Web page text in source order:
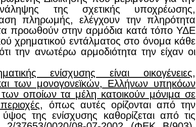
της σχετικής υποχρέωσης,
πληρωμής, ελέγχουν την πληρότητα
τα προωθούν στην αρμόδια κατά τόπο ΥΔΕ
χρηματικού εντάλματος στο όνομα κάθε
την ανωτέρω αρμοδιότητα την είχαν οι
ενίσχυσης είναι οικογένειες,
των μονογονεϊκών, Ελλήνων υπηκόων
οποίων τα μέλη κατοικούν μόνιμα σε
, όπως αυτές ορίζονται από την
της ενίσχυσης καθορίζεται από τις